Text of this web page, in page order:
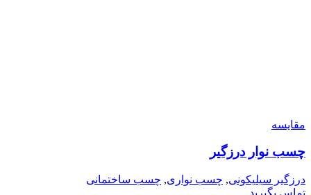
مقایسه
چسب نوار درزگیر
درزگیر سیلیکونی, چسب نواری, چسب ساختمانی
تماس بگیرید